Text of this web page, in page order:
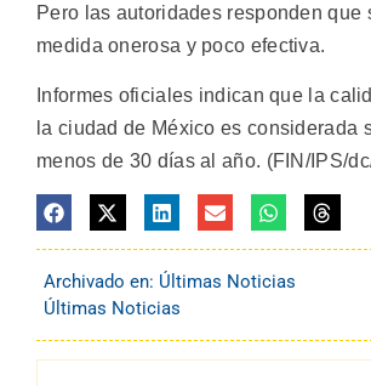
Pero las autoridades responden que
medida onerosa y poco efectiva.
Informes oficiales indican que la
la ciudad de México es considerada
menos de 30 días al año. (FIN/IPS/
Archivado en: Últimas Noticias
Últimas Noticias